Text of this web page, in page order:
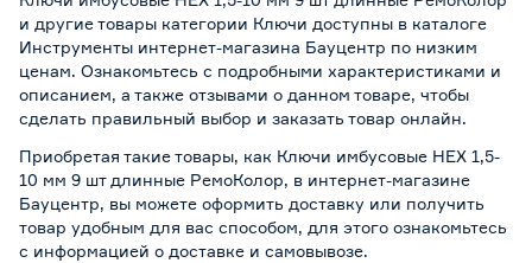
и другие товары категории Ключи доступны в каталоге
Инструменты интернет-магазина Бауцентр по низким
ценам. Ознакомьтесь с подробными характеристиками и
описанием, а также отзывами о данном товаре, чтобы
сделать правильный выбор и заказать товар онлайн.
Приобретая такие товары, как Ключи имбусовые HEX 1,5-
10 мм 9 шт длинные РемоКолор, в интернет-магазине
Бауцентр, вы можете оформить доставку или получить
товар удобным для вас способом, для этого ознакомьтесь
с информацией о доставке и самовывозе.